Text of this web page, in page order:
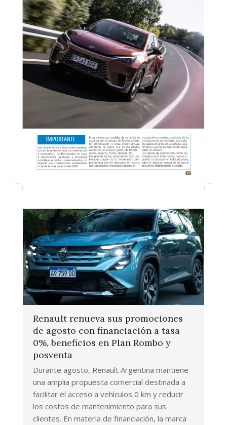
Renault renueva sus promociones
de agosto con financiación a tasa
0%, beneficios en Plan Rombo y
posventa
Durante agosto, Renault Argentina mantiene
una amplia propuesta comercial destinada a
facilitar el acceso a vehículos 0 km y reducir
los costos de mantenimiento para sus
clientes. En materia de financiación, la marca